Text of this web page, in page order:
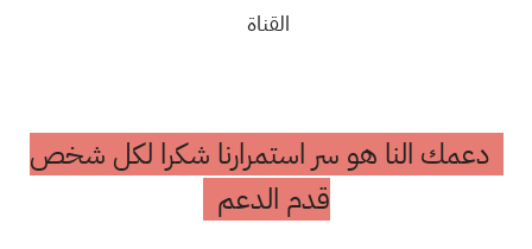
القناة
دعمك النا هو سر استمرارنا شكرا لكل شخص
قدم الدعم